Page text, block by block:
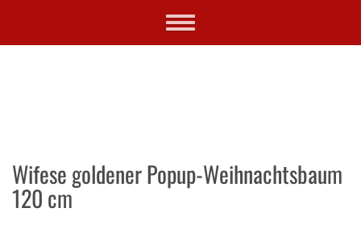
Toggle
Wifese goldener Popup-Weihnachtsbaum
120 cm